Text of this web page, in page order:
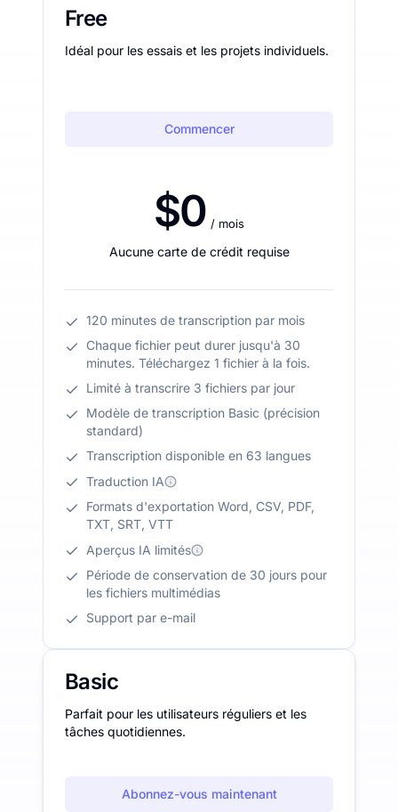
Free
Idéal pour les essais et les projets individuels.
Commencer
$0 / mois
Aucune carte de crédit requise
120 minutes de transcription par mois
Chaque fichier peut durer jusqu'à 30
minutes. Téléchargez 1 fichier à la fois.
Limité à transcrire 3 fichiers par jour
Modèle de transcription Basic (précision
standard)
Transcription disponible en 63 langues
Traduction IA
Formats d'exportation Word, CSV, PDF,
TXT, SRT, VTT
Aperçus IA limités
Période de conservation de 30 jours pour
les fichiers multimédias
Support par e-mail
Basic
Parfait pour les utilisateurs réguliers et les
tâches quotidiennes.
Abonnez-vous maintenant